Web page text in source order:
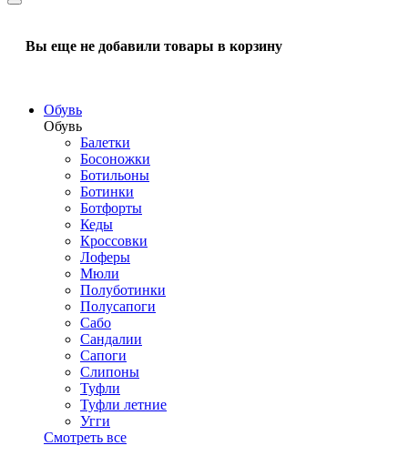
Вы еще не добавили товары в корзину
Обувь
Обувь
Балетки
Босоножки
Ботильоны
Ботинки
Ботфорты
Кеды
Кроссовки
Лоферы
Мюли
Полуботинки
Полусапоги
Сабо
Сандалии
Сапоги
Слипоны
Туфли
Туфли летние
Угги
Смотреть все